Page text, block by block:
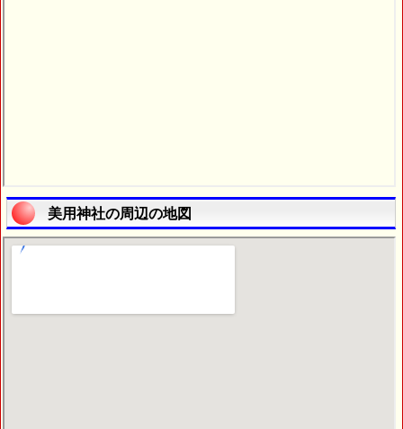
美用神社の周辺の地図